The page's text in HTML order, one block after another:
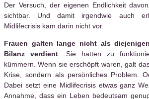
Der Versuch, der eigenen Endlichkeit
sichtbar. Und damit irgendwie auch
Midlifecrisis kam darin nicht vor.
Frauen galten lange nicht als
Bilanz verdient . Sie hatten zu
kümmern. Wenn sie erschöpft waren, galt
Krise, sondern als persönliches Problem.
Dabei setzt eine Midlifecrisis etwas ganz
Annahme, dass ein Leben bedeutsam